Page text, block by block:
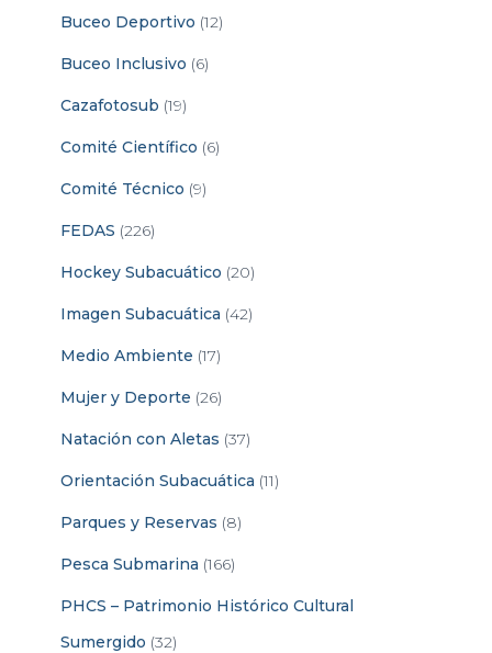
Buceo Deportivo (12)
Buceo Inclusivo (6)
Cazafotosub (19)
Comité Científico (6)
Comité Técnico (9)
FEDAS (226)
Hockey Subacuático (20)
Imagen Subacuática (42)
Medio Ambiente (17)
Mujer y Deporte (26)
Natación con Aletas (37)
Orientación Subacuática (11)
Parques y Reservas (8)
Pesca Submarina (166)
PHCS – Patrimonio Histórico Cultural
Sumergido (32)